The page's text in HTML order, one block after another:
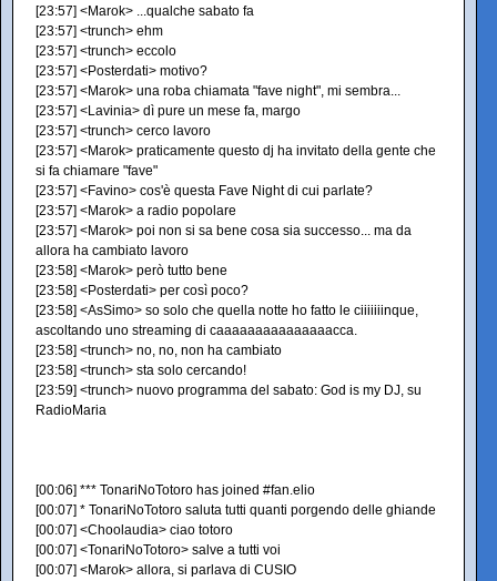
[23:57] <Marok> ...qualche sabato fa
[23:57] <trunch> ehm
[23:57] <trunch> eccolo
[23:57] <Posterdati> motivo?
[23:57] <Marok> una roba chiamata "fave night", mi sembra...
[23:57] <Lavinia> dì pure un mese fa, margo
[23:57] <trunch> cerco lavoro
[23:57] <Marok> praticamente questo dj ha invitato della gente che
si fa chiamare "fave"
[23:57] <Favino> cos'è questa Fave Night di cui parlate?
[23:57] <Marok> a radio popolare
[23:57] <Marok> poi non si sa bene cosa sia successo... ma da
allora ha cambiato lavoro
[23:58] <Marok> però tutto bene
[23:58] <Posterdati> per così poco?
[23:58] <AsSimo> so solo che quella notte ho fatto le ciiiiiiinque,
ascoltando uno streaming di caaaaaaaaaaaaaaacca.
[23:58] <trunch> no, no, non ha cambiato
[23:58] <trunch> sta solo cercando!
[23:59] <trunch> nuovo programma del sabato: God is my DJ, su
RadioMaria
[00:06] *** TonariNoTotoro has joined #fan.elio
[00:07] * TonariNoTotoro saluta tutti quanti porgendo delle ghiande
[00:07] <Choolaudia> ciao totoro
[00:07] <TonariNoTotoro> salve a tutti voi
[00:07] <Marok> allora, si parlava di CUSIO